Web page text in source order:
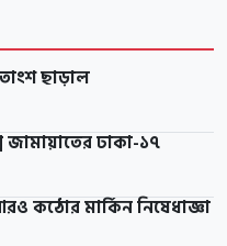
ছাড়াল
জামায়াতের ঢাকা-১৭
কঠোর মার্কিন নিষেধাজ্ঞা